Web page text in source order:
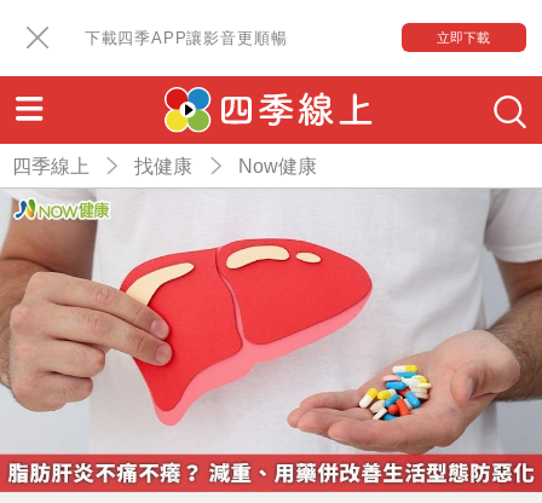
下載四季APP讓影音更順暢 立即下載
四季線上 找健康 Now健康